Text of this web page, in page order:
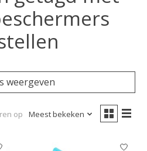
weergeven
op Meest bekeken